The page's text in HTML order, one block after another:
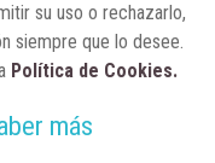
de Farmacia: un
su uso o rechazarlo,
siempre que lo desee.
Política de Cookies.
más